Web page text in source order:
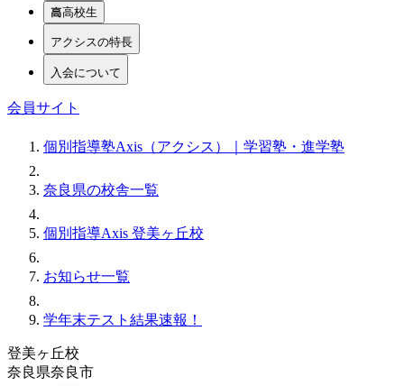
高校生
アクシスの特長
入会について
会員サイト
個別指導塾Axis（アクシス）｜学習塾・進学塾
奈良県の校舎一覧
個別指導Axis 登美ヶ丘校
お知らせ一覧
学年末テスト結果速報！
登美ヶ丘校
奈良県奈良市